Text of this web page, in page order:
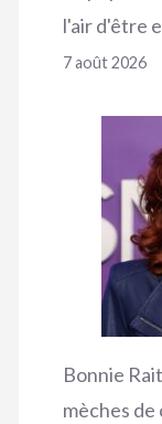
l'air d'être
7 août 2026
Bonnie
mèches de